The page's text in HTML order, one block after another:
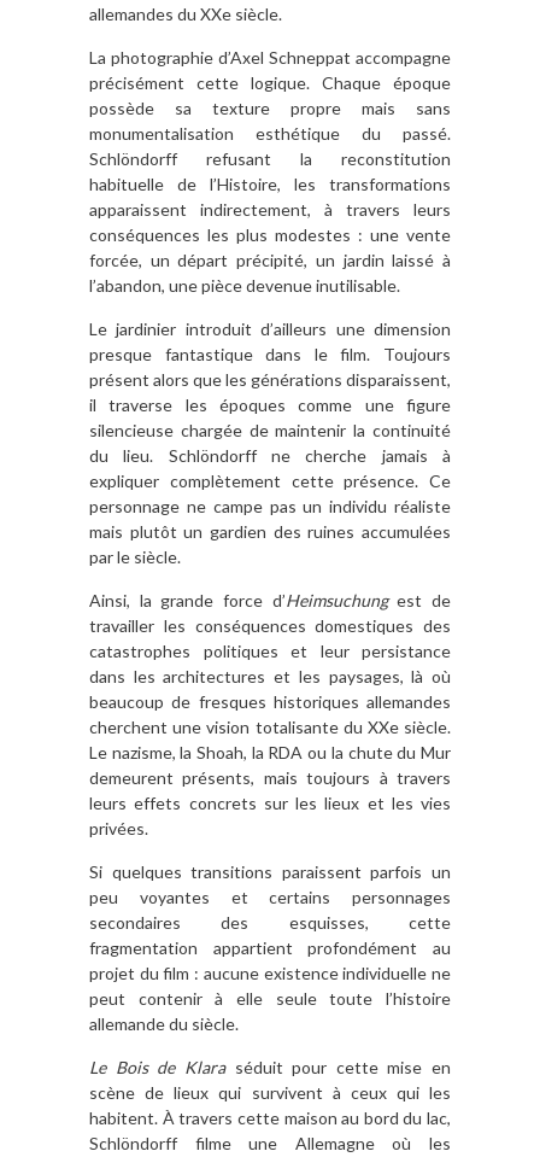
allemandes du XXe siècle.
La photographie d’Axel Schneppat accompagne
précisément cette logique. Chaque époque
possède sa texture propre mais sans
monumentalisation esthétique du passé.
Schlöndorff refusant la reconstitution
habituelle de l’Histoire, les transformations
apparaissent indirectement, à travers leurs
conséquences les plus modestes : une vente
forcée, un départ précipité, un jardin laissé à
l’abandon, une pièce devenue inutilisable.
Le jardinier introduit d’ailleurs une dimension
presque fantastique dans le film. Toujours
présent alors que les générations disparaissent,
il traverse les époques comme une figure
silencieuse chargée de maintenir la continuité
du lieu. Schlöndorff ne cherche jamais à
expliquer complètement cette présence. Ce
personnage ne campe pas un individu réaliste
mais plutôt un gardien des ruines accumulées
par le siècle.
Ainsi, la grande force d’Heimsuchungest de
travailler les conséquences domestiques des
catastrophes politiques et leur persistance
dans les architectures et les paysages, là où
beaucoup de fresques historiques allemandes
cherchent une vision totalisante du XXe siècle.
Le nazisme, la Shoah, la RDA ou la chute du Mur
demeurent présents, mais toujours à travers
leurs effets concrets sur les lieux et les vies
privées.
Si quelques transitions paraissent parfois un
peu voyantes et certains personnages
secondaires des esquisses, cette
fragmentation appartient profondément au
projet du film : aucune existence individuelle ne
peut contenir à elle seule toute l’histoire
allemande du siècle.
Le Bois de Klaraséduit pour cette mise en
scène de lieux qui survivent à ceux qui les
habitent. À travers cette maison au bord du lac,
Schlöndorff filme une Allemagne où les